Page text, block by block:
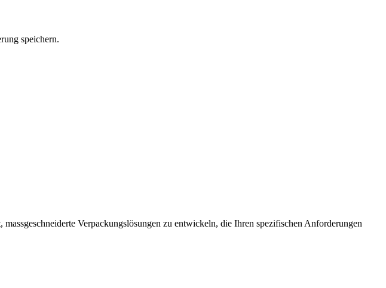
speichern.
Verpackungslösungen zu entwickeln, die Ihren spezifischen Anforderungen